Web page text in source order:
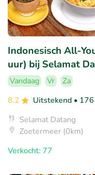
Indonesisch All-
uur) bij Selamat
Vandaag Vr
Za
8.2
Uitstekend •
Selamat Datang
Zoetermeer (0km)
Verkocht: 77